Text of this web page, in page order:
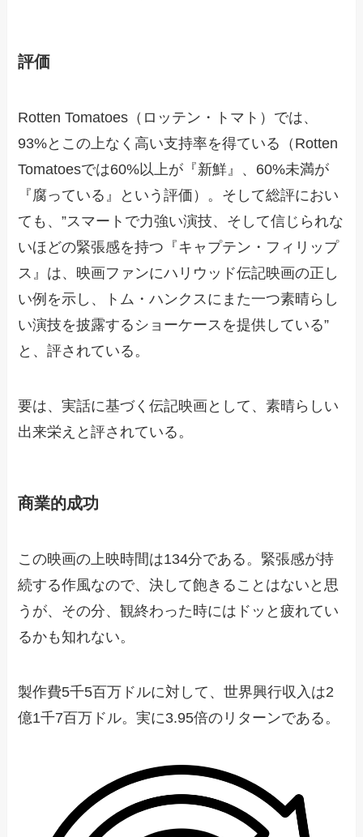
評価
Rotten Tomatoes（ロッテン・トマト）では、
93%とこの上なく高い支持率を得ている（Rotten
Tomatoesでは60%以上が『新鮮』、60%未満が
『腐っている』という評価）。そして総評におい
ても、”スマートで力強い演技、そして信じられな
いほどの緊張感を持つ『キャプテン・フィリップ
ス』は、映画ファンにハリウッド伝記映画の正し
い例を示し、トム・ハンクスにまた一つ素晴らし
い演技を披露するショーケースを提供している”
と、評されている。
要は、実話に基づく伝記映画として、素晴らしい
出来栄えと評されている。
商業的成功
この映画の上映時間は134分である。緊張感が持
続する作風なので、決して飽きることはないと思
うが、その分、観終わった時にはドッと疲れてい
るかも知れない。
製作費5千5百万ドルに対して、世界興行収入は2
億1千7百万ドル。実に3.95倍のリターンである。